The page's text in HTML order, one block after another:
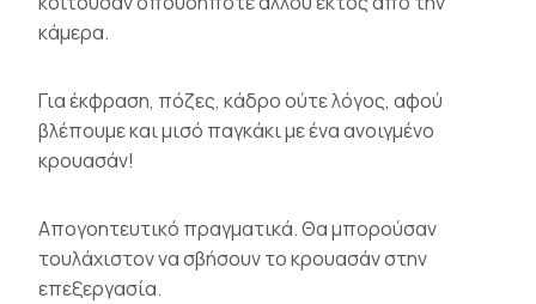
κάμερα.
Για έκφραση, πόζες, κάδρο ούτε λόγος, αφού
βλέπουμε και μισό παγκάκι με ένα ανοιγμένο
κρουασάν!
Απογοητευτικό πραγματικά. Θα μπορούσαν
τουλάχιστον να σβήσουν το κρουασάν στην
επεξεργασία.